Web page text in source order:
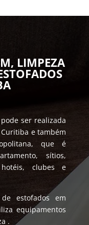
LIMPEZA
ser realizada
e também
que é
sítios,
hotéis, clubes e
estofados em
equipamentos
.